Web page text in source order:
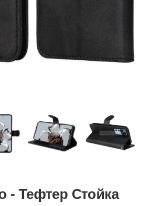
- Тефтер Стойка